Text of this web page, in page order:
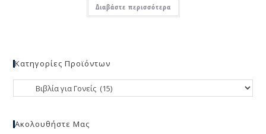
Διαβάστε περισσότερα
Κατηγορίες Προϊόντων
Ακολουθήστε Μας